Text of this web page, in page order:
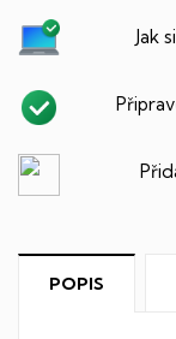
Jak
POPIS